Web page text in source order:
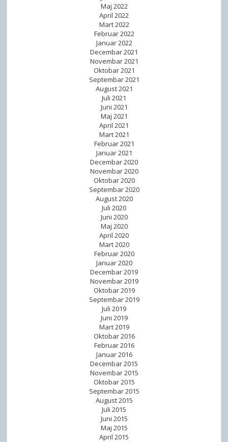
Maj 2022
April 2022
Mart 2022
Februar 2022
Januar 2022
Decembar 2021
Novembar 2021
Oktobar 2021
Septembar 2021
August 2021
Juli 2021
Juni 2021
Maj 2021
April 2021
Mart 2021
Februar 2021
Januar 2021
Decembar 2020
Novembar 2020
Oktobar 2020
Septembar 2020
August 2020
Juli 2020
Juni 2020
Maj 2020
April 2020
Mart 2020
Februar 2020
Januar 2020
Decembar 2019
Novembar 2019
Oktobar 2019
Septembar 2019
Juli 2019
Juni 2019
Mart 2019
Oktobar 2016
Februar 2016
Januar 2016
Decembar 2015
Novembar 2015
Oktobar 2015
Septembar 2015
August 2015
Juli 2015
Juni 2015
Maj 2015
April 2015